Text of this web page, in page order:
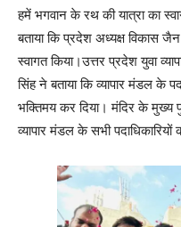
हमें भगवान के रथ की यात्रा का
बताया कि प्रदेश अध्यक्ष विकास
स्वागत किया।उत्तर प्रदेश युवा
सिंह ने बताया कि व्यापार मंडल के
भक्तिमय कर दिया। मंदिर के मुख्य
व्यापार मंडल के सभी पदाधिकारियों